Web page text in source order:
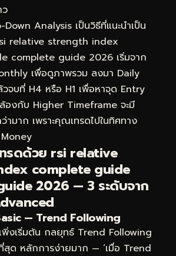
ว
Down Analysis เป็นวิธีที่แนะนำเป็น
relative strength index
complete guide 2026 เริ่มจาก
เพื่อดูภาพรวม ลงมา Daily
จบที่ H4 หรือ H1 เพื่อหาจุด Entry
องกับ Higher Timeframe จะมี
ามาก เพราะคุณเทรดไปในทิศทาง
รดด้วย rsi relative
complete guide
2026 — 3 ระดับจาก
— Trend Following
พิ่งเริ่มต้น กลยุทธ์ Trend Following
สุด หลักการง่ายมาก — ‘เมื่อ Trend